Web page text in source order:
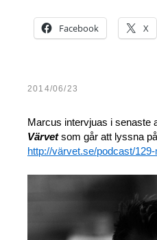
Facebook X
2014/06/23
Marcus intervjuas i senaste
Värvetsom går att lyssna
http://värvet.se/podcast/